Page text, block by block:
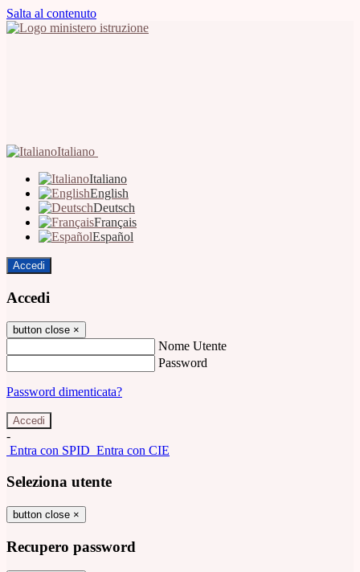
Salta al contenuto
Italiano
Italiano
English
Deutsch
Français
Español
Accedi
Accedi
button close ×
Nome Utente
Password
Password dimenticata?
-
Entra con SPID Entra con CIE
Seleziona utente
button close ×
Recupero password